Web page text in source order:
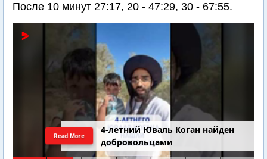
После 10 минут 27:17, 20 - 47:29, 30 - 67:55.
4-летний Юваль Коган найден
добровольцами
Read More